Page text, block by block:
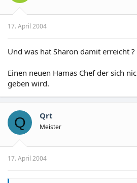
17. April 2004
Und was hat Sharon damit erreicht ?
Einen neuen Hamas Chef der sich
geben wird.
Q Qrt
Meister
17. April 2004